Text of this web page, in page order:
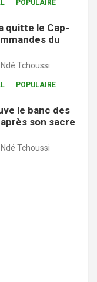
POPULAIRE
quitte le Cap-
du
Tchoussi
POPULAIRE
le banc des
son sacre
Tchoussi